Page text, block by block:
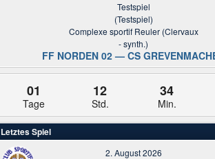
Testspiel
(Testspiel)
Complexe sportif Reuler (Clervaux
- synth.)
FF NORDEN 02 — CS
01
Tage
12
Std.
34
Min.
Letztes Spiel
2. August 2026